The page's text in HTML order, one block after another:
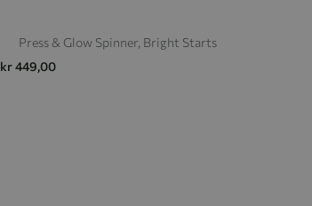
Press & Glow Spinner, Bright Starts
kr 449,00